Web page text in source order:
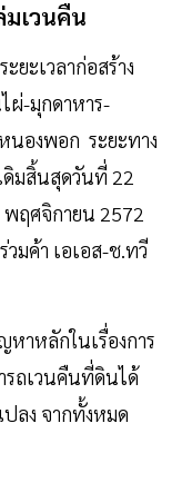
เวนคืน
ะเวลาก่อสร้าง
ผ่-มุกดาหาร-
องพอก ระยะทาง
ดิมสิ้นสุดวันที่ 22
ฤศจิกายน 2572
มค้า เอเอส-ช.ทวี
าหลักในเรื่องการ
ถเวนคืนที่ดินได้
ลง จากทั้งหมด